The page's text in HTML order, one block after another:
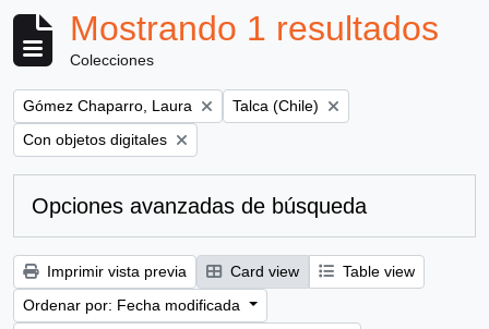
Mostrando 1 resultados
Colecciones
Remove filter:
Gómez Chaparro, Laura Remove filter:
Talca (Chile)
Remove filter:
Con objetos digitales
Opciones avanzadas de búsqueda
Imprimir vista previa Card view
Table view
Ordenar por: Fecha modificada